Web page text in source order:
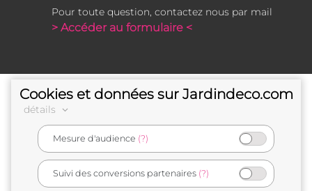
Pour toute question, contactez nous par mail
> Accéder au formulaire <
e-commerçant français
Cookies et données sur Jardindeco.com
détails
Mesure d'audience (?)
Suivi des conversions partenaires (?)